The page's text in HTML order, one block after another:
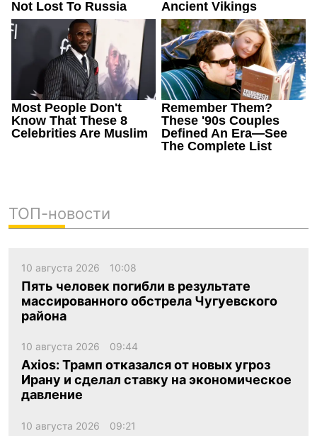
ТОП-новости
10 августа 2026 10:08
Пять человек погибли в результате
массированного обстрела Чугуевского
района
10 августа 2026 09:44
Axios: Трамп отказался от новых угроз
Ирану и сделал ставку на экономическое
давление
10 августа 2026 09:21